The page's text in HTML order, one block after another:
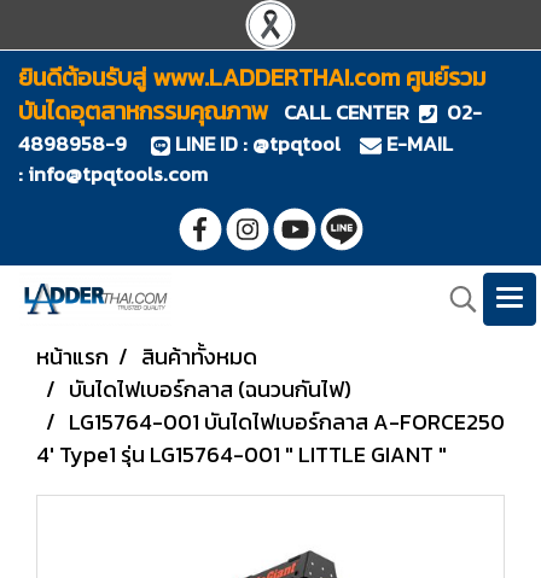
ยินดีต้อนรับสู่ www.LADDERTHAI.com ศูนย์รวม
บันไดอุตสาหกรรมคุณภาพ CALL CENTER
02-
4898958-9
LINE ID : @tpqtool
E-MAIL
:info@tpqtools.com
หน้าแรก
สินค้าทั้งหมด
บันไดไฟเบอร์กลาส (ฉนวนกันไฟ)
LG15764-001 บันไดไฟเบอร์กลาส A-FORCE250
4' Type1 รุ่น LG15764-001 " LITTLE GIANT "